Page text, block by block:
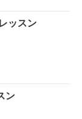
ッスン
ン